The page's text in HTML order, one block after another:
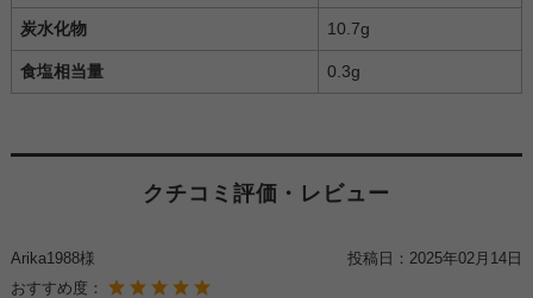
炭水化物 10.7g
食塩相当量 0.3g
クチコミ評価・レビュー
Arika1988様 投稿日： 2025年02月14日
おすすめ度：